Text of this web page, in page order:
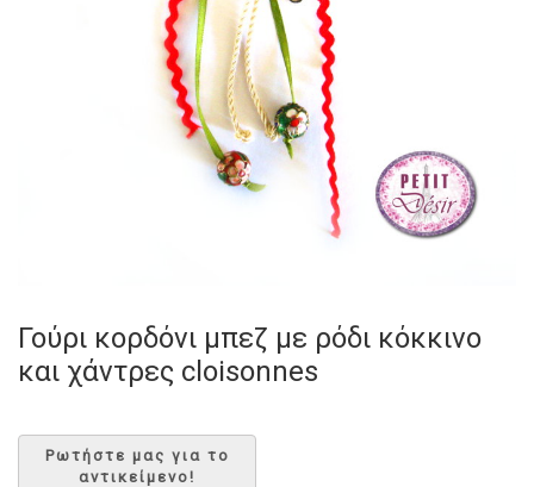
Γούρι κορδόνι μπεζ με ρόδι κόκκινο
και χάντρες cloisonnes